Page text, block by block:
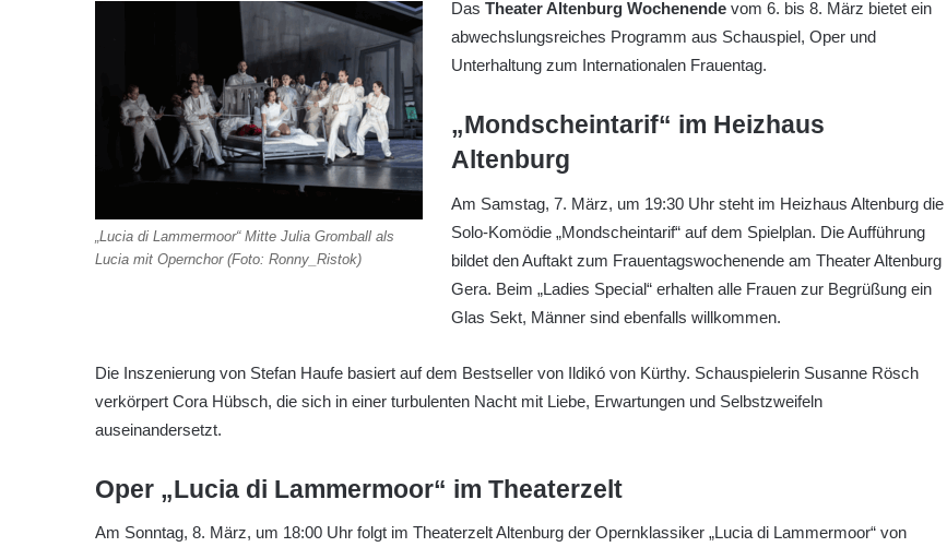
„Lucia di Lammermoor“ Mitte Julia Gromball als
Lucia mit Opernchor (Foto: Ronny_Ristok)
DasTheater Altenburg Wochenende vom 6. bis 8. März bietet ein
abwechslungsreiches Programm aus Schauspiel, Oper und
Unterhaltung zum Internationalen Frauentag.
„Mondscheintarif“ im Heizhaus
Altenburg
Am Samstag, 7. März, um 19:30 Uhr steht im Heizhaus Altenburg die
Solo-Komödie „Mondscheintarif“ auf dem Spielplan. Die Aufführung
bildet den Auftakt zum Frauentagswochenende am Theater Altenburg
Gera. Beim „Ladies Special“ erhalten alle Frauen zur Begrüßung ein
Glas Sekt, Männer sind ebenfalls willkommen.
Die Inszenierung von Stefan Haufe basiert auf dem Bestseller von Ildikó von Kürthy. Schauspielerin Susanne Rösch
verkörpert Cora Hübsch, die sich in einer turbulenten Nacht mit Liebe, Erwartungen und Selbstzweifeln
auseinandersetzt.
Oper „Lucia di Lammermoor“ im Theaterzelt
Am Sonntag, 8. März, um 18:00 Uhr folgt im Theaterzelt Altenburg der Opernklassiker „Lucia di Lammermoor“ von